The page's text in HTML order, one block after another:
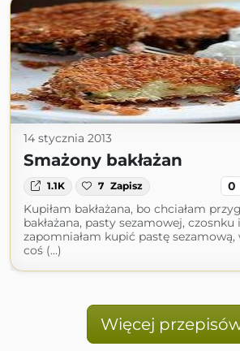
14 stycznia 2013
Smażony bakłażan
1.1K 7 Zapisz 0
Kupiłam bakłażana, bo chciałam
bakłażana, pasty sezamowej,
zapomniałam kupić pastę sezamową,
coś (...)
Więcej